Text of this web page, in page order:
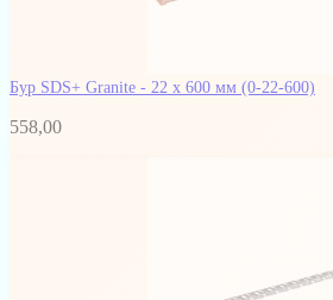
Бур SDS+ Granite - 22 х 600 мм (0-22-600)
558,00